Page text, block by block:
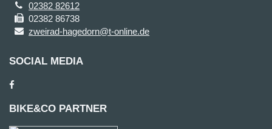
02382 82612
02382 86738
zweirad-hagedorn@t-online.de
SOCIAL MEDIA
BIKE&CO PARTNER